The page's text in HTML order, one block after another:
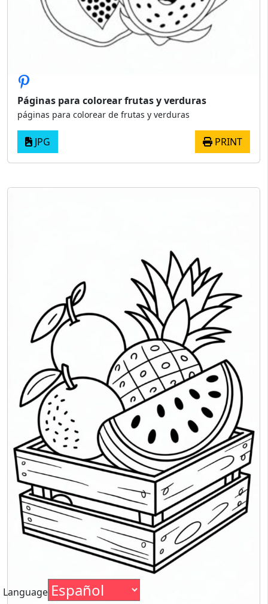
Páginas para colorear frutas y verduras
páginas para colorear de frutas y verduras
JPG PRINT
Language